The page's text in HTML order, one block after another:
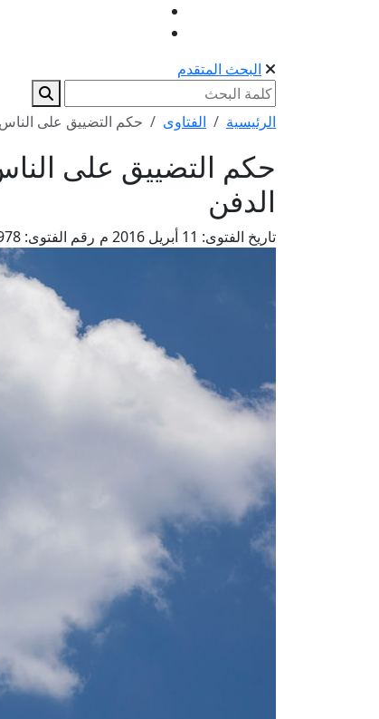
البحث المتقدم
الرئيسية الفتاوى حكم التضييق على
حكم التضييق على
الدفن
تاريخ الفتوى: رقم الفتوى: